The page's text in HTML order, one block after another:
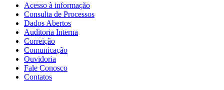
Acesso à informação
Consulta de Processos
Dados Abertos
Auditoria Interna
Correição
Comunicação
Ouvidoria
Fale Conosco
Contatos